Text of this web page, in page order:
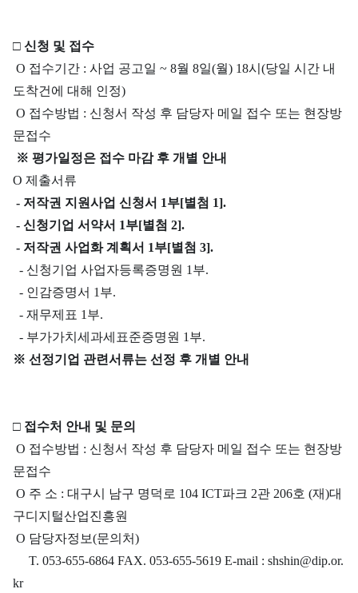
□ 신청 및 접수
O 접수기간 : 사업 공고일 ~ 8월 8일(월) 18시(당일 시간 내
도착건에 대해 인정)
O 접수방법 : 신청서 작성 후 담당자 메일 접수 또는 현장방
문접수
※ 평가일정은 접수 마감 후 개별 안내
O 제출서류
- 저작권 지원사업 신청서 1부[별첨 1].
- 신청기업 서약서 1부[별첨 2].
- 저작권 사업화 계획서 1부[별첨 3].
- 신청기업 사업자등록증명원 1부.
- 인감증명서 1부.
- 재무제표 1부.
- 부가가치세과세표준증명원 1부.
※ 선정기업 관련서류는 선정 후 개별 안내
□ 접수처 안내 및 문의
O 접수방법 : 신청서 작성 후 담당자 메일 접수 또는 현장방
문접수
O 주 소 : 대구시 남구 명덕로 104 ICT파크 2관 206호 (재)대
구디지털산업진흥원
O 담당자정보(문의처)
T. 053-655-6864 FAX. 053-655-5619 E-mail : shshin@dip.or.
kr